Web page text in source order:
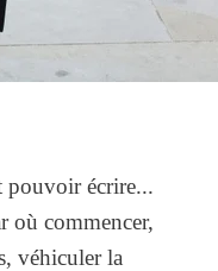
pouvoir écrire...
où commencer,
véhiculer la